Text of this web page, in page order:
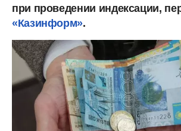
при проведении индексации,
«Казинформ».